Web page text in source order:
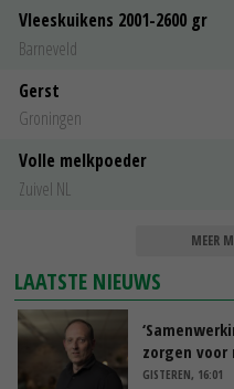
Vleeskuikens 2001-2600 gr
Barneveld
Gerst
Groningen
Volle melkpoeder
Zuivel NL
MEER
LAATSTE NIEUWS
zorgen voor
GISTEREN, 16:01